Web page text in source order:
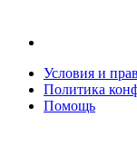
Условия и
Политика
Помощь